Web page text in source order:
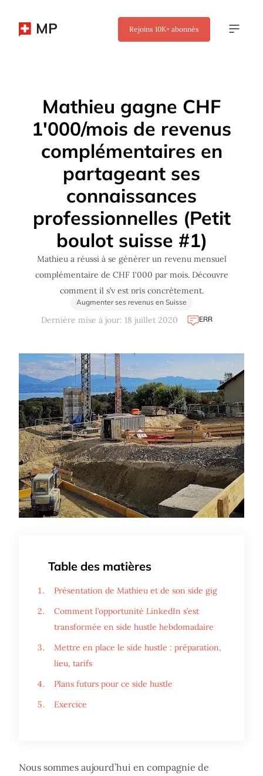
MP Rejoins 10K+ abonnés
Mathieu gagne CHF
1'000/mois de revenus
complémentaires en
partageant ses
connaissances
professionnelles (Petit
boulot suisse #1)
Mathieu a réussi à se générer un revenu mensuel
complémentaire de CHF 1'000 par mois. Découvre
comment il s’y est pris concrètement.
Augmenter ses revenus en Suisse
Dernière mise à jour: 18 juillet 2020 ERR
Table des matières
Présentation de Mathieu et de son side gig
Comment l’opportunité LinkedIn s’est
transformée en side hustle hebdomadaire
Mettre en place le side hustle : préparation,
lieu, tarifs
Plans futurs pour ce side hustle
Exercice
Nous sommes aujourd’hui en compagnie de